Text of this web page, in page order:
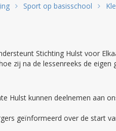
Sport op basisschool
Stichting Hulst voor
zij na de lessenreeks de eigen
Hulst kunnen deelnemen aan
geïnformeerd over de start